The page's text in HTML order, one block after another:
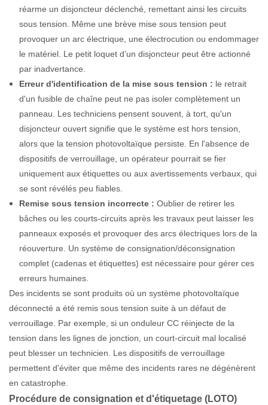
réarme un disjoncteur déclenché, remettant ainsi les circuits
sous tension. Même une brève mise sous tension peut
provoquer un arc électrique, une électrocution ou endommager
le matériel. Le petit loquet d’un disjoncteur peut être actionné
par inadvertance.
Erreur d'identification de la mise sous tension : le retrait
d'un fusible de chaîne peut ne pas isoler complètement un
panneau. Les techniciens pensent souvent, à tort, qu'un
disjoncteur ouvert signifie que le système est hors tension,
alors que la tension photovoltaïque persiste. En l'absence de
dispositifs de verrouillage, un opérateur pourrait se fier
uniquement aux étiquettes ou aux avertissements verbaux, qui
se sont révélés peu fiables.
Remise sous tension incorrecte : Oublier de retirer les
bâches ou les courts-circuits après les travaux peut laisser les
panneaux exposés et provoquer des arcs électriques lors de la
réouverture. Un système de consignation/déconsignation
complet (cadenas et étiquettes) est nécessaire pour gérer ces
erreurs humaines.
Des incidents se sont produits où un système photovoltaïque
déconnecté a été remis sous tension suite à un défaut de
verrouillage. Par exemple, si un onduleur CC réinjecte de la
tension dans les lignes de jonction, un court-circuit mal localisé
peut blesser un technicien. Les dispositifs de verrouillage
permettent d'éviter que même des incidents rares ne dégénèrent
en catastrophe.
Procédure de consignation et d'étiquetage (LOTO)